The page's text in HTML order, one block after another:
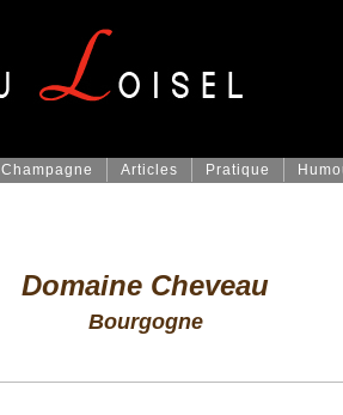
Champagne Articles Pratique
Domaine Cheveau
Bourgogne